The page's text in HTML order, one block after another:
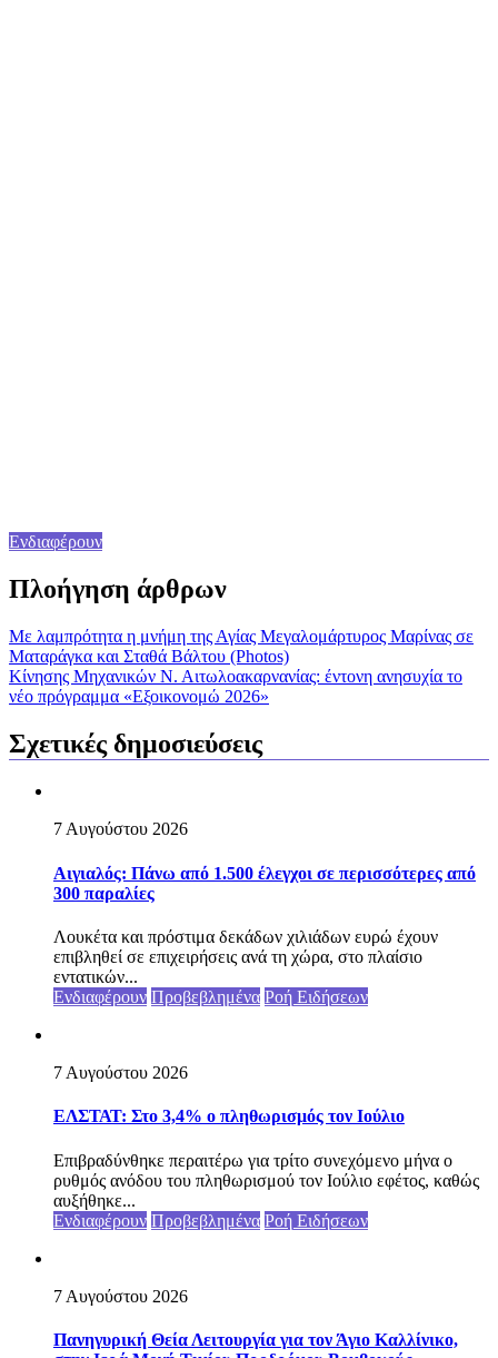
Ενδιαφέρουν
Πλοήγηση άρθρων
Με λαμπρότητα η μνήμη της Αγίας Μεγαλομάρτυρος Μαρίνας σε
Ματαράγκα και Σταθά Βάλτου (Photos)
Κίνησης Μηχανικών Ν. Αιτωλοακαρνανίας: έντονη ανησυχία το
νέο πρόγραμμα «Εξοικονομώ 2026»
Σχετικές δημοσιεύσεις
7 Αυγούστου 2026
Αιγιαλός: Πάνω από 1.500 έλεγχοι σε περισσότερες από
300 παραλίες
Λουκέτα και πρόστιμα δεκάδων χιλιάδων ευρώ έχουν
επιβληθεί σε επιχειρήσεις ανά τη χώρα, στο πλαίσιο
εντατικών...
Ενδιαφέρουν Προβεβλημένα Ροή Ειδήσεων
7 Αυγούστου 2026
ΕΛΣΤΑΤ: Στο 3,4% ο πληθωρισμός τον Ιούλιο
Επιβραδύνθηκε περαιτέρω για τρίτο συνεχόμενο μήνα ο
ρυθμός ανόδου του πληθωρισμού τον Ιούλιο εφέτος, καθώς
αυξήθηκε...
Ενδιαφέρουν Προβεβλημένα Ροή Ειδήσεων
7 Αυγούστου 2026
Πανηγυρική Θεία Λειτουργία για τον Άγιο Καλλίνικο,